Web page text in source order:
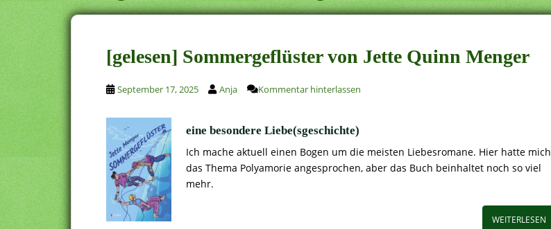
[gelesen] Sommergeflüster von Jette Quinn Menger
September 17, 2025 Anja Kommentar hinterlassen
eine besondere Liebe(sgeschichte)
Ich mache aktuell einen Bogen um die meisten Liebesromane. Hier hatte mich
das Thema Polyamorie angesprochen, aber das Buch beinhaltet noch so viel
mehr.
WEITERLESEN